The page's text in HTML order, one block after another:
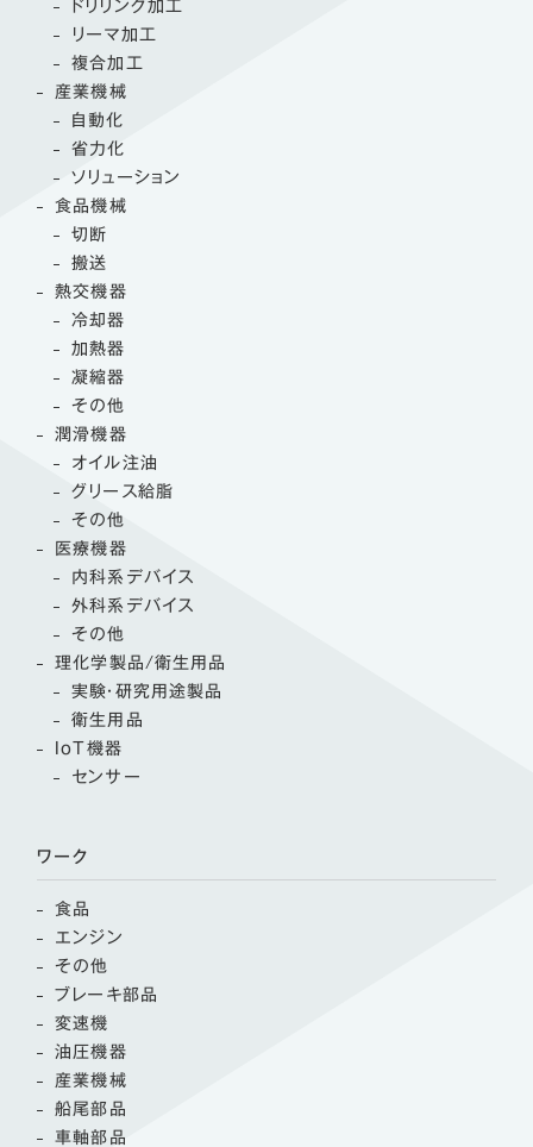
ドリリング加工
リーマ加工
複合加工
産業機械
自動化
省力化
ソリューション
食品機械
切断
搬送
熱交機器
冷却器
加熱器
凝縮器
その他
潤滑機器
オイル注油
グリース給脂
その他
医療機器
内科系デバイス
外科系デバイス
その他
理化学製品/衛生用品
実験・研究用途製品
衛生用品
IoT機器
センサー
ワーク
食品
エンジン
その他
ブレーキ部品
変速機
油圧機器
産業機械
船尾部品
車軸部品